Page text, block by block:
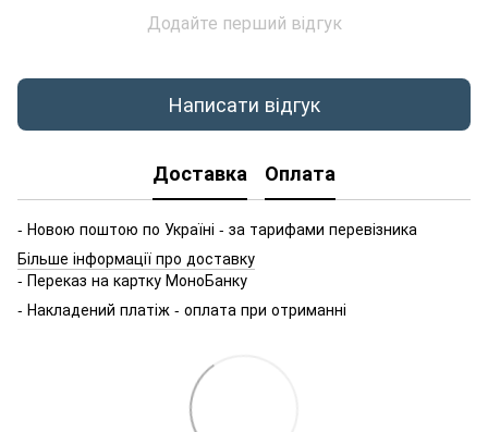
Додайте перший відгук
Написати відгук
Доставка Оплата
- Новою поштою по Україні - за тарифами перевізника
Більше інформації про доставку
- Переказ на картку МоноБанку
- Накладений платіж - оплата при отриманні